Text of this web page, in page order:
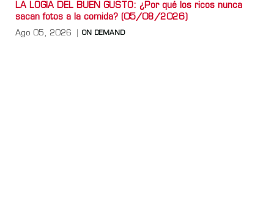
LA LOGIA DEL BUEN GUSTO: ¿Por qué los ricos nunca
sacan fotos a la comida? (05/08/2026)
Ago 05, 2026 ON DEMAND